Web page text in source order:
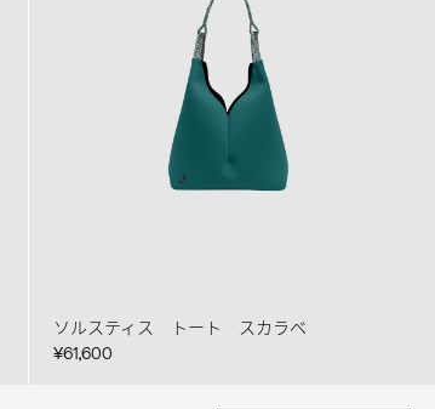
ソルスティス トート スカラベ
¥61,600